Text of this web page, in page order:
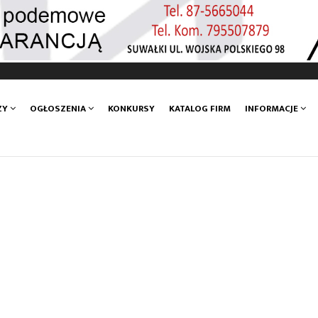
OGŁOSZENIA KONKURSY KATALOG FIRM INFORMACJE